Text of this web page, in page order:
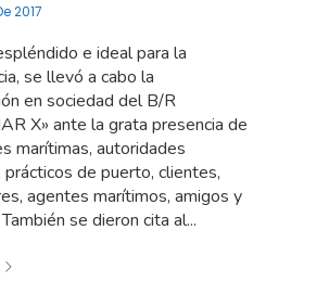
2017
e ideal para la
se llevó a cabo la
en sociedad del B/R
X» ante la grata presencia de
marítimas, autoridades
prácticos de puerto, clientes,
agentes marítimos, amigos y
se dieron cita al...